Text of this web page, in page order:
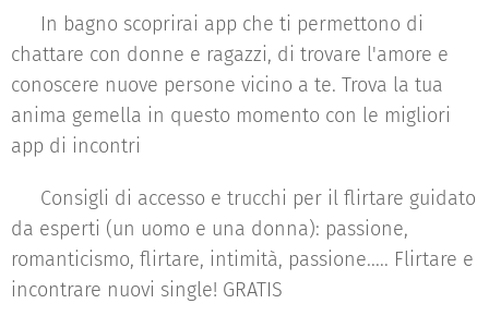
♥ In bagno scoprirai app che ti permettono di
chattare con donne e ragazzi, di trovare l'amore e
conoscere nuove persone vicino a te. Trova la tua
anima gemella in questo momento con le migliori
app di incontri
♥ Consigli di accesso e trucchi per il flirtare guidato
da esperti (un uomo e una donna): passione,
romanticismo, flirtare, intimità, passione..... Flirtare e
incontrare nuovi single! GRATIS